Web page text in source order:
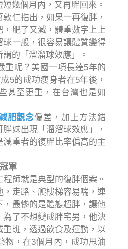
幾個月內，又再胖回來。
仁指出，如果一再復胖，
，肥了又減，體重數字上上
球一般，很容易讓體質變得
的「溜溜球效應」。
重呢？美國一項長達5年的
5的成功瘦身者在5年後，
甚至更重，在台灣也是如
肥觀念偏差，加上方法錯
妹出現「溜溜球效應」，
減重者的復胖比率偏高的主
軍
師就是典型的復胖個案。
，走路、爬樓梯容易喘，連
，最慘的是體態超胖，讓他
為了不想變成胖宅男，他決
重班，透過飲食及運動，以
物，在3個月內，成功甩油